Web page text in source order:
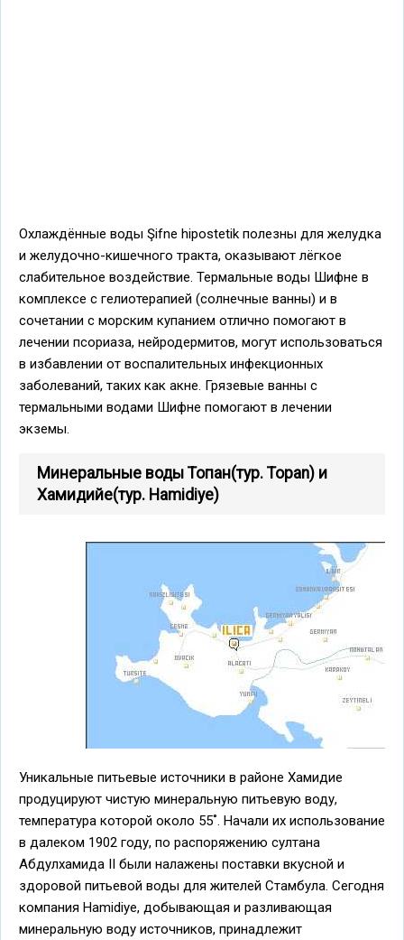
Охлаждённые воды Şifne hipostetik полезны для желудка
и желудочно-кишечного тракта, оказывают лёгкое
слабительное воздействие. Термальные воды Шифне в
комплексе с гелиотерапией (солнечные ванны) и в
сочетании с морским купанием отлично помогают в
лечении псориаза, нейродермитов, могут использоваться
в избавлении от воспалительных инфекционных
заболеваний, таких как акне. Грязевые ванны с
термальными водами Шифне помогают в лечении
экземы.
Минеральные воды Топан(тур. Topan) и
Хамидийе(тур. Hamidiye)
Уникальные питьевые источники в районе Хамидие
продуцируют чистую минеральную питьевую воду,
температура которой около 55˚. Начали их использование
в далеком 1902 году, по распоряжению султана
Абдулхамида II были налажены поставки вкусной и
здоровой питьевой воды для жителей Стамбула. Сегодня
компания Hamidiye, добывающая и разливающая
минеральную воду источников, принадлежит